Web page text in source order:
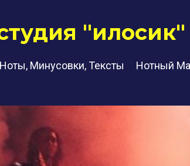
Ноты, Минусовки, Тексты Нотный
"илосик"